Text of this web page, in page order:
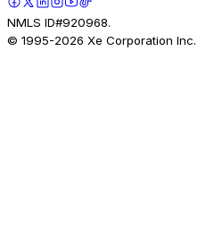
NMLS ID#920968.
© 1995-2026 Xe Corporation Inc.